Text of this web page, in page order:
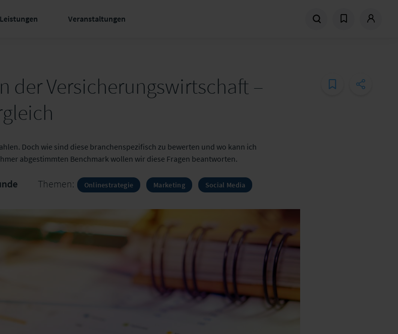
Leistungen Veranstaltungen
der Versicherungswirtschaft –
Doch wie sind diese branchenspezifisch zu bewerten und wo kann ich
abgestimmten Benchmark wollen wir diese Fragen beantworten.
Themen: Onlinestrategie Marketing Social Media